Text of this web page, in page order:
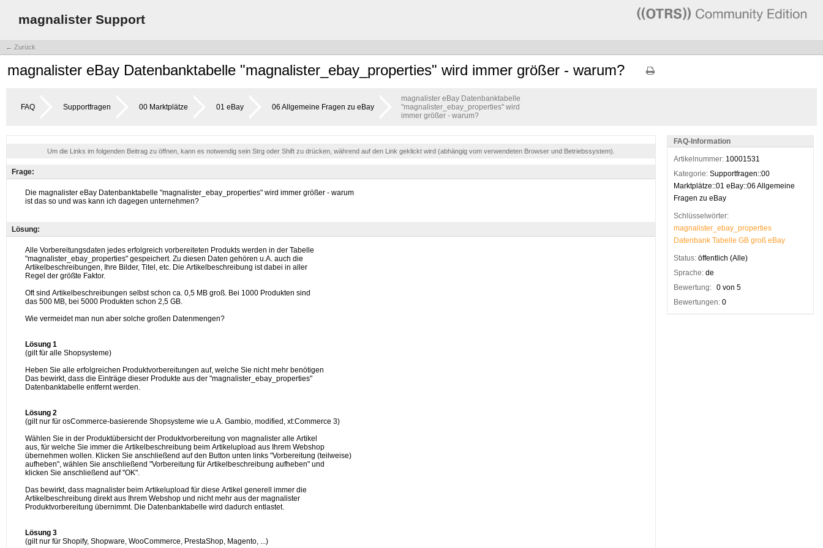
magnalister Support
← Zurück
magnalister eBay Datenbanktabelle "magnalister_ebay_properties" wird immer größer - warum?
FAQ Supportfragen 00 Marktplätze 01 eBay 06 Allgemeine Fragen zu eBay
magnalister eBay Datenbanktabelle
"magnalister_ebay_properties" wird
immer größer - warum?
Um die Links im folgenden Beitrag zu öffnen, kann es notwendig sein Strg oder Shift zu drücken, während auf den Link geklickt wird (abhängig vom verwendeten Browser und Betriebssystem).
Frage:
Lösung:
FAQ-Information
Artikelnummer: 10001531
Kategorie: Supportfragen::00
Marktplätze::01 eBay::06 Allgemeine
Fragen zu eBay
Schlüsselwörter:
magnalister_ebay_properties
Datenbank Tabelle GB groß eBay
Status: öffentlich (Alle)
Sprache: de
Bewertung: 0 von 5
Bewertungen: 0